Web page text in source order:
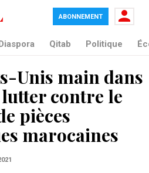
ABONNEMENT
Qitab Politique
Unis main dans
contre le
pièces
marocaines